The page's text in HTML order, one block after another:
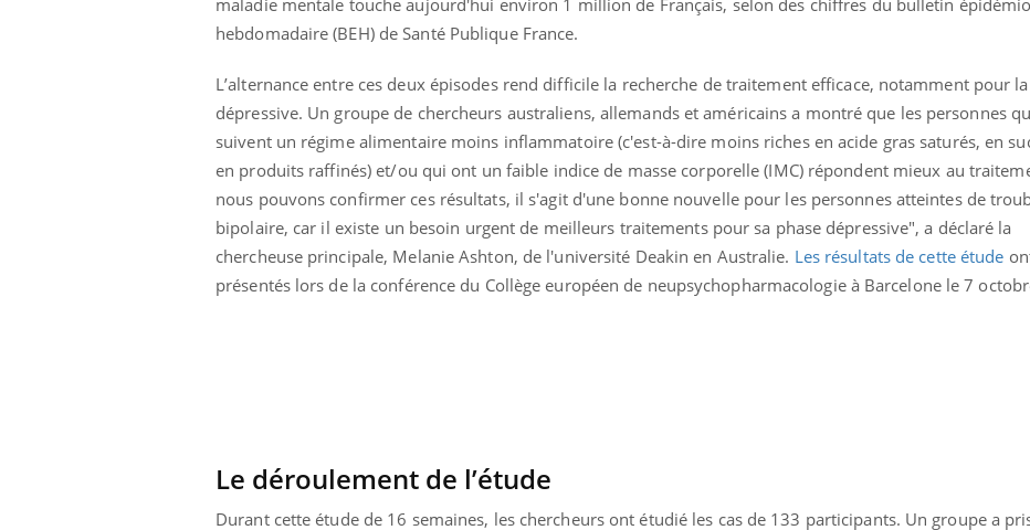
hebdomadaire (BEH) de Santé Publique France.
L’alternance entre ces deux épisodes rend difficile la recherche de traitement efficace, notamment pour
dépressive. Un groupe de chercheurs australiens, allemands et américains a montré que les personnes
suivent un régime alimentaire moins inflammatoire (c'est-à-dire moins riches en acide gras saturés, en
en produits raffinés) et/ou qui ont un faible indice de masse corporelle (IMC) répondent mieux au
nous pouvons confirmer ces résultats, il s'agit d'une bonne nouvelle pour les personnes atteintes de
bipolaire, car il existe un besoin urgent de meilleurs traitements pour sa phase dépressive", a déclaré la
chercheuse principale, Melanie Ashton, de l'université Deakin en Australie. Les résultats de cette étude
présentés lors de la conférence du Collège européen de neupsychopharmacologie à Barcelone le 7
Le déroulement de l’étude
Durant cette étude de 16 semaines, les chercheurs ont étudié les cas de 133 participants. Un groupe a
Les troubles du sommeil
modifient votre cerveau !
Mon enfant est-il trop
sensible ou simplement
très empathique ?
Bébés, jeunes enfants :
quelle trousse à
pharmacie pour les
vacances ?
Comment éviter une otite
pendant les vacances ?
Hantavirus : un cas
détecté chez un touriste
en France
Grossesse à
naturel attire
Comment